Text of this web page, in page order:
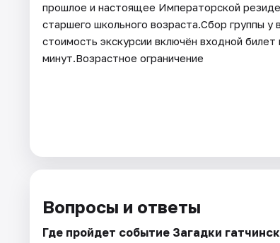
прошлое и настоящее Императорской
старшего школьного возраста.Сбор группы
стоимость экскурсии включён входной
минут.Возрастное ограничение
Вопросы и ответы
Где пройдет событие Загадки